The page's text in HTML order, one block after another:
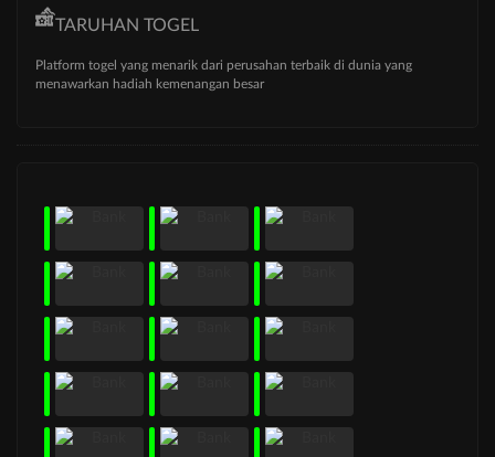
TARUHAN TOGEL
Platform togel yang menarik dari perusahan terbaik di dunia yang
menawarkan hadiah kemenangan besar